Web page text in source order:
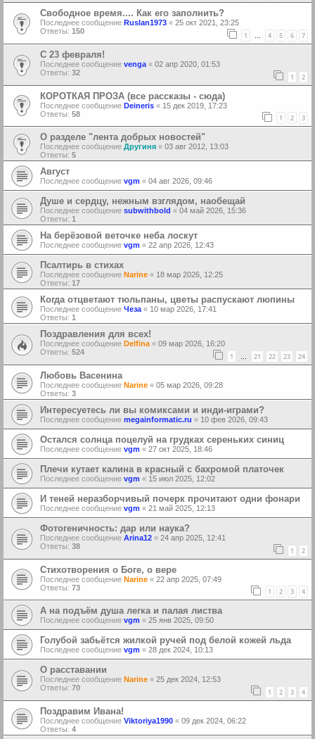
Свободное время.... Как его заполнить?
Последнее сообщение Ruslan1973 « 25 окт 2021, 23:25
Ответы: 150 1 … 4 5 6 7
С 23 февраля!
Последнее сообщение venga « 02 апр 2020, 01:53
Ответы: 32 1 2
КОРОТКАЯ ПРОЗА (все рассказы - сюда)
Последнее сообщение Deineris « 15 дек 2019, 17:23
Ответы: 58 1 2 3
О разделе "лента добрых новостей"
Последнее сообщение Другиня « 03 авг 2012, 13:03
Ответы: 5
Август
Последнее сообщение vgm « 04 авг 2026, 09:46
Душе и сердцу, нежным взглядом, наобещай
Последнее сообщение subwithbold « 04 май 2026, 15:36
Ответы: 1
На берёзовой веточке неба лоскут
Последнее сообщение vgm « 22 апр 2026, 12:43
Псалтирь в стихах
Последнее сообщение Narine « 18 мар 2026, 12:25
Ответы: 17
Когда отцветают тюльпаны, цветы распускают люпины
Последнее сообщение Чеза « 10 мар 2026, 17:41
Ответы: 1
Поздравления для всех!
Последнее сообщение Delfina « 09 мар 2026, 16:20
Ответы: 524 1 … 21 22 23 24
Любовь Васенина
Последнее сообщение Narine « 05 мар 2026, 09:28
Ответы: 3
Интересуетесь ли вы комиксами и инди-играми?
Последнее сообщение megainformatic.ru « 10 фев 2026, 09:43
Остался солнца поцелуй на грудках сереньких синиц
Последнее сообщение vgm « 27 окт 2025, 18:46
Плечи кутает калина в красный с бахромой платочек
Последнее сообщение vgm « 15 июл 2025, 12:02
И теней неразборчивый почерк прочитают одни фонари
Последнее сообщение vgm « 21 май 2025, 12:13
Фотогеничность: дар или наука?
Последнее сообщение Arina12 « 24 апр 2025, 12:41
Ответы: 38 1 2
Стихотворения о Боге, о вере
Последнее сообщение Narine « 22 апр 2025, 07:49
Ответы: 73 1 2 3 4
А на подъём душа легка и палая листва
Последнее сообщение vgm « 25 янв 2025, 09:50
Голубой забьётся жилкой ручей под белой кожей льда
Последнее сообщение vgm « 28 дек 2024, 10:13
О расставании
Последнее сообщение Narine « 25 дек 2024, 12:53
Ответы: 70 1 2 3 4
Поздравим Ивана!
Последнее сообщение Viktoriya1990 « 09 дек 2024, 06:22
Ответы: 4